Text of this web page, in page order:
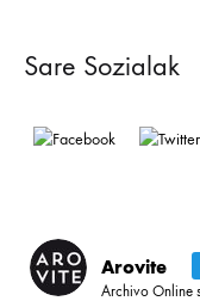
Sare Sozialak
Arovite
Archivo Online